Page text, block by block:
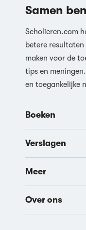
Samen
Scholieren.com
betere resultaten
maken voor de
tips en
en toegankelijke
Boeken
Verslagen
Meer
Over ons